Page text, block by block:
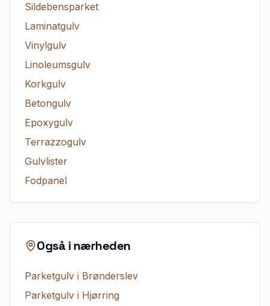
Sildebensparket
Laminatgulv
Vinylgulv
Linoleumsgulv
Korkgulv
Betongulv
Epoxygulv
Terrazzogulv
Gulvlister
Fodpanel
Også i nærheden
Parketgulv i Brønderslev
Parketgulv i Hjørring